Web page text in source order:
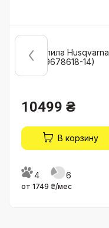
Бензопила Husqvarna
135 II (9678618-14)
10499 ₴
В корзину
4 6
от 1749 ₴/мес